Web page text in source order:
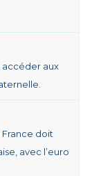
aux
doit
avec l’euro